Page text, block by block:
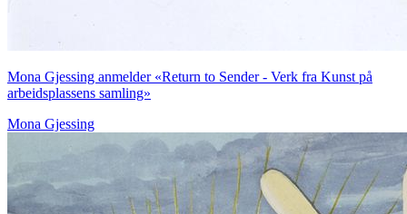
Mona Gjessing anmelder «Return to Sender - Verk fra Kunst på
arbeidsplassens samling»
Mona Gjessing